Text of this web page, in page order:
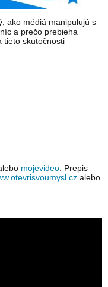
ako médiá manipulujú s
a prečo prebieha
tieto skutočnosti
mojevideo. Prepis
alebo